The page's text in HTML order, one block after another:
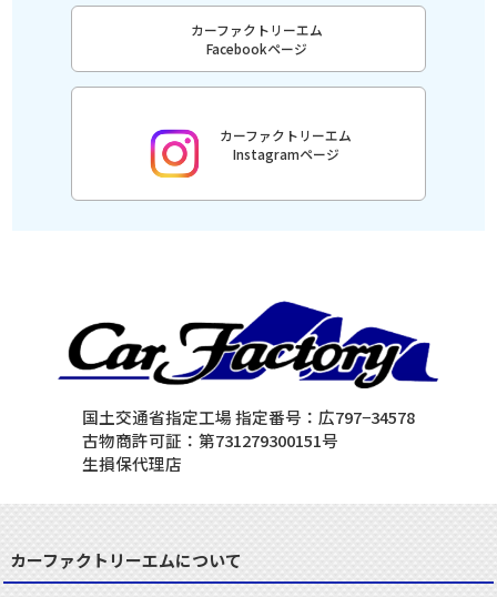
カーファクトリーエム
Facebookページ
カーファクトリーエム
Instagramページ
国土交通省指定工場 指定番号：広797−34578
古物商許可証：第731279300151号
生損保代理店
カーファクトリーエムについて